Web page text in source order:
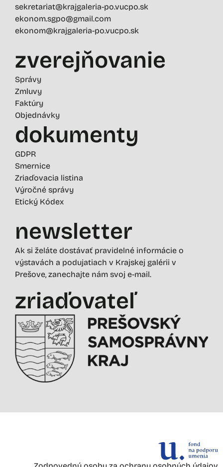
sekretariat@krajgaleria-po.vucpo.sk
ekonom.sgpo@gmail.com
ekonom@krajgaleria-po.vucpo.sk
zverejňovanie
Správy
Zmluvy
Faktúry
Objednávky
dokumenty
GDPR
Smernice
Zriaďovacia listina
Výročné správy
Etický Kódex
newsletter
Ak si želáte dostávať pravidelné informácie o
výstavách a podujatiach v Krajskej galérii v
Prešove, zanechajte nám svoj e-mail.
zriaďovateľ